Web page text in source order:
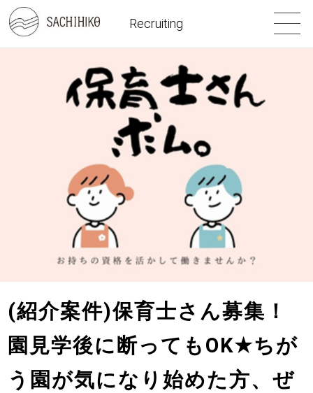
Recruiting
(紹介案件)保育士さん募集！
園見学後に断ってもOK★ちが
う園が気になり始めた方、ぜ